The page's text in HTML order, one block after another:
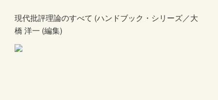
現代批評理論のすべて (ハンドブック・シリーズ／大
橋 洋一 (編集)